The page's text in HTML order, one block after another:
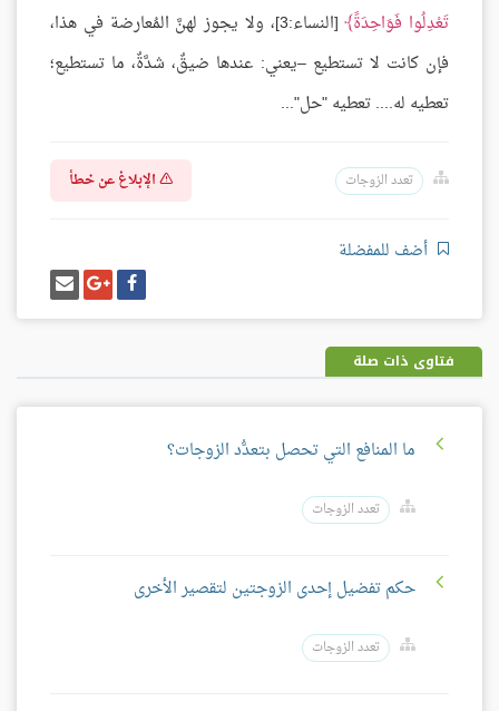
تَعْدِلُوا فَوَاحِدَةً
[النساء:3]، ولا يجوز لهنَّ المُعارضة في هذا،
فإن كانت لا تستطيع –يعني: عندها ضيقٌ، شدَّةٌ، ما تستطيع؛
تعطيه له.... تعطيه "حل"...
تعدد الزوجات الإبلاغ عن خطأ
أضف للمفضلة
شارك
على
فيسبوك
شارك
على
غوغل
بلس
إرسل
إيميل
فتاوى ذات صلة
ما المنافع التي تحصل بتعدُّد الزوجات؟
تعدد الزوجات
حكم تفضيل إحدى الزوجتين لتقصير الأخرى
تعدد الزوجات